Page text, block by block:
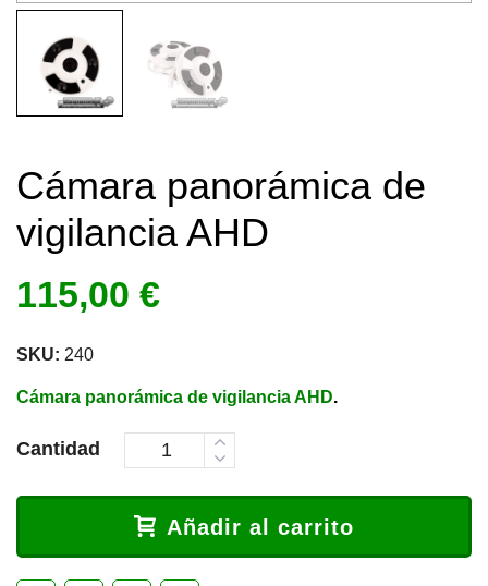
Cámara panorámica de
vigilancia AHD
115,00 €
SKU: 240
Cámara panorámica de vigilancia AHD.
Cantidad
Añadir al carrito